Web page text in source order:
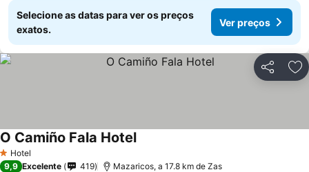
Selecione as datas para ver os preços
exatos.
Ver preços
Partilhar
1 Estrelas
Hotel
O Camiño Fala Hotel
9,9 Excelente 419 Mazaricos, a 17.8 km de Zas